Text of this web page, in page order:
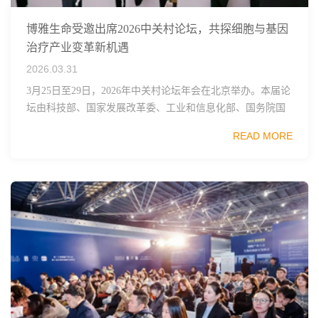
博雅生命受邀出席2026中关村论坛，共探细胞与基因
治疗产业变革新机遇
2026.03.31
3月25日至29日，2026年中关村论坛年会在北京举办。本届论
坛由科技部、国家发展改革委、工业和信息化部、国务院国
READ MORE